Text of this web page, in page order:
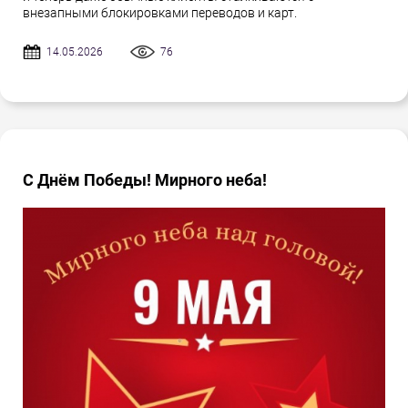
внезапными блокировками переводов и карт.
14.05.2026 76
С Днём Победы! Мирного неба!